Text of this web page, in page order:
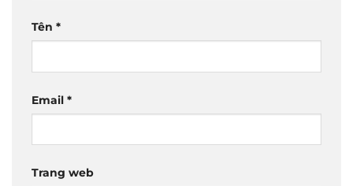
Tên *
Email *
Trang web